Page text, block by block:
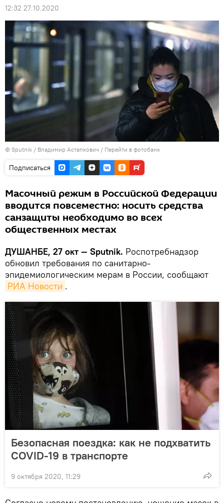
12:32 27.10.2020
© Sputnik / Владимир Астапкович / Перейти в фотобанк
Подписаться
Масочный режим в Российской Федерации
вводится повсеместно: носить средства
санзащиты необходимо во всех
общественных местах
ДУШАНБЕ, 27 окт — Sputnik. Роспотребнадзор
обновил требования по санитарно-
эпидемиологическим мерам в России, сообщают
РИА Новости .
Безопасная поездка: как не подхватить
COVID-19 в транспорте
9 октября 2020, 11:29